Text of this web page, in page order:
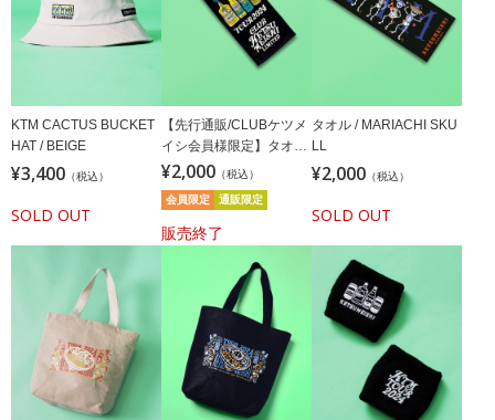
KTM CACTUS BUCKET
HAT / BEIGE
¥3,400 （税込）
SOLD OUT
【先行通販/CLUBケツメ
イシ会員様限定】タオル
/ Cactus&Flower
¥2,000 （税込）
会員限定 通販限定
販売終了
タオル / MARIACHI SKU
LL
¥2,000 （税込）
SOLD OUT